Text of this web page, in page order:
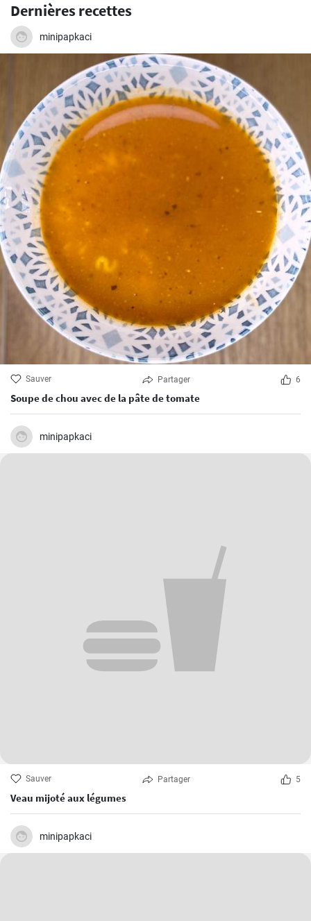
Dernières recettes
minipapkaci
Sauver Partager 6
Soupe de chou avec de la pâte de tomate
minipapkaci
Sauver Partager 5
Veau mijoté aux légumes
minipapkaci